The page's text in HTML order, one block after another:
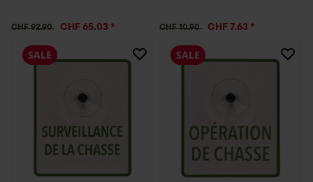
CHF 92.90 CHF 65.03 * CHF 10.90 CHF 7.63 *
SALE SALE
Vérifier linstallation de cookies
pour traitement des données
Cookies statistiques